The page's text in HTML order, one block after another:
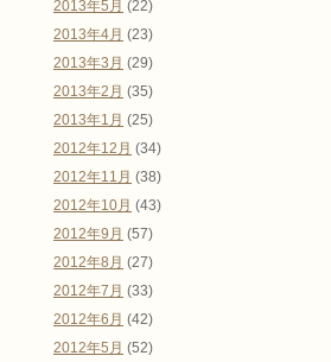
2013年5月 (22)
2013年4月 (23)
2013年3月 (29)
2013年2月 (35)
2013年1月 (25)
2012年12月 (34)
2012年11月 (38)
2012年10月 (43)
2012年9月 (57)
2012年8月 (27)
2012年7月 (33)
2012年6月 (42)
2012年5月 (52)